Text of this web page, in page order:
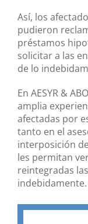
Así, los
pudieron
préstamos
solicitar a las
de lo
En AESYR &
amplia
afectadas por
tanto en el
interposición
les permitan
reintegradas
indebidamente.